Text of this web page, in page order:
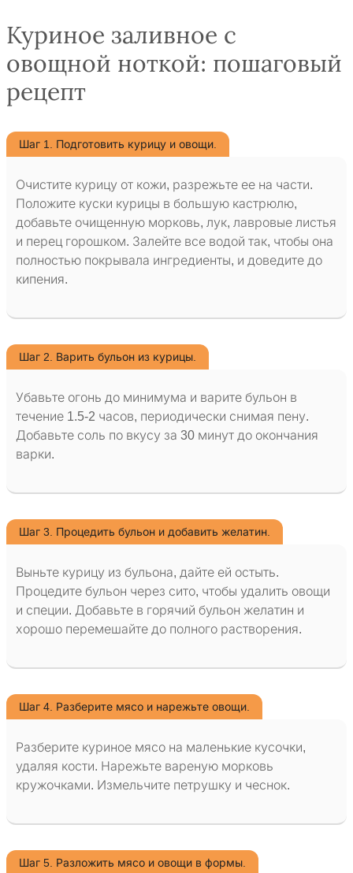
Куриное заливное с
овощной ноткой: пошаговый
рецепт
Шаг 1. Подготовить курицу и овощи.
Очистите курицу от кожи, разрежьте ее на части.
Положите куски курицы в большую кастрюлю,
добавьте очищенную морковь, лук, лавровые листья
и перец горошком. Залейте все водой так, чтобы она
полностью покрывала ингредиенты, и доведите до
кипения.
Шаг 2. Варить бульон из курицы.
Убавьте огонь до минимума и варите бульон в
течение 1.5-2 часов, периодически снимая пену.
Добавьте соль по вкусу за 30 минут до окончания
варки.
Шаг 3. Процедить бульон и добавить желатин.
Выньте курицу из бульона, дайте ей остыть.
Процедите бульон через сито, чтобы удалить овощи
и специи. Добавьте в горячий бульон желатин и
хорошо перемешайте до полного растворения.
Шаг 4. Разберите мясо и нарежьте овощи.
Разберите куриное мясо на маленькие кусочки,
удаляя кости. Нарежьте вареную морковь
кружочками. Измельчите петрушку и чеснок.
Шаг 5. Разложить мясо и овощи в формы.